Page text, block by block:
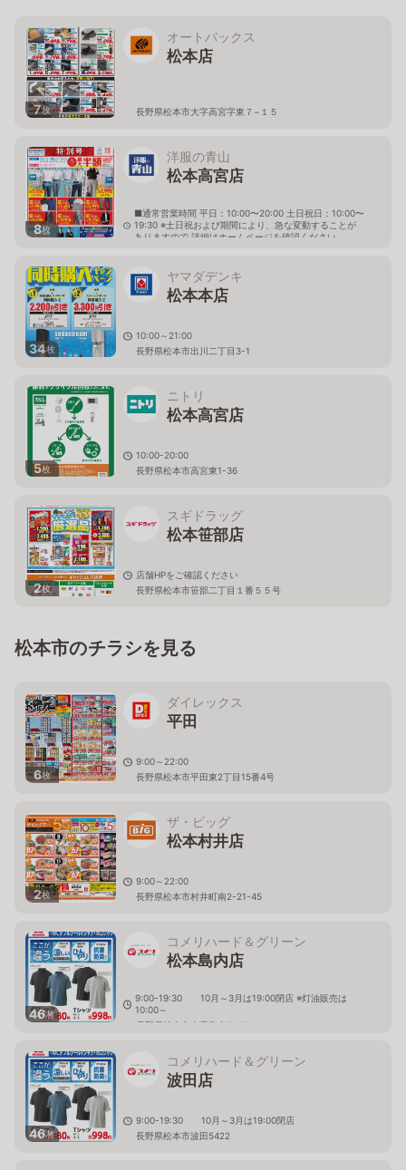
7枚
オートバックス
松本店
長野県松本市大字高宮字東７−１５
8枚
洋服の青山
松本高宮店
■通常営業時間 平日：10:00〜20:00 土日祝日：10:00〜
19:30 ※土日祝および期間により、急な変動することが
ありますので 詳細はホームページを確認ください
34枚
ヤマダデンキ
松本本店
10:00～21:00
長野県松本市出川二丁目3-1
5枚
ニトリ
松本高宮店
10:00-20:00
長野県松本市高宮東1-36
2枚
スギドラッグ
松本笹部店
店舗HPをご確認ください
長野県松本市笹部二丁目１番５５号
松本市のチラシを見る
6枚
ダイレックス
平田
9:00～22:00
長野県松本市平田東2丁目15番4号
2枚
ザ・ビッグ
松本村井店
9:00～22:00
長野県松本市村井町南2-21-45
46枚
コメリハード＆グリーン
松本島内店
9:00-19:30 10月～3月は19:00閉店 ※灯油販売は
10:00～
長野県松本市大字島内3441-1
46枚
コメリハード＆グリーン
波田店
9:00-19:30 10月～3月は19:00閉店
長野県松本市波田5422